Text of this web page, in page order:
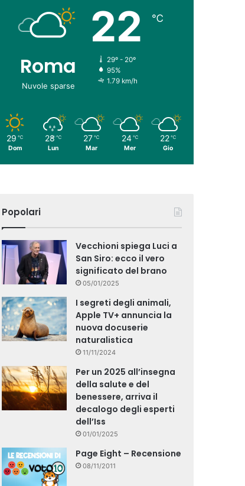
Roma
Nuvole sparse
22 ℃
29º - 20º
95%
1.79 km/h
29 ℃
Dom
28 ℃
Lun
27 ℃
Mar
24 ℃
Mer
22 ℃
Gio
Popolari
Vecchioni spiega Luci a
San Siro: ecco il vero
significato del brano
05/01/2025
I segreti degli animali,
Apple TV+ annuncia la
nuova docuserie
naturalistica
11/11/2024
Per un 2025 all’insegna
della salute e del
benessere, arriva il
decalogo degli esperti
dell’Iss
01/01/2025
Page Eight – Recensione
08/11/2011